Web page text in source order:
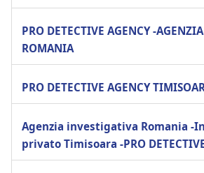
PRO DETECTIVE AGENCY -
ROMANIA
PRO DETECTIVE AGENCY
Agenzia investigativa Romania -
privato Timisoara -PRO